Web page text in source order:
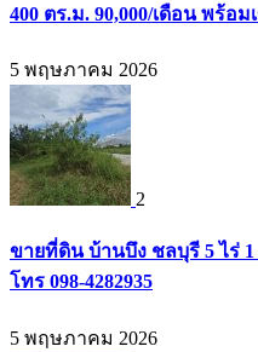
400 ตร.ม. 90,000/เดือน พร้อ
5 พฤษภาคม 2026
2
ขายที่ดิน บ้านบึง ชลบุรี 5 ไร่ 1
โทร 098-4282935
5 พฤษภาคม 2026